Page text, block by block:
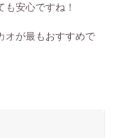
安心ですね！
オが最もおすすめで